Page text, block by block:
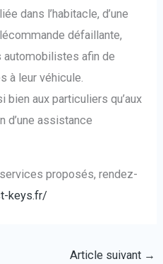
dans l’habitacle, d’une
défaillante,
afin de
à leur véhicule.
bien aux particuliers qu’aux
d’une assistance
proposés, rendez-
keys.fr/
Article suivant →